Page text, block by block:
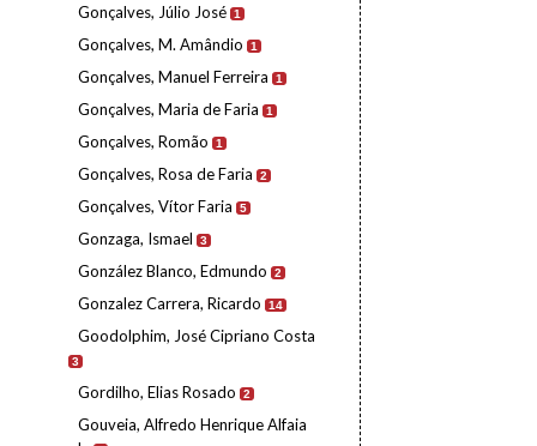
Gonçalves, Júlio José 1
Gonçalves, M. Amândio 1
Gonçalves, Manuel Ferreira 1
Gonçalves, Maria de Faria 1
Gonçalves, Romão 1
Gonçalves, Rosa de Faria 2
Gonçalves, Vítor Faria 5
Gonzaga, Ismael 3
González Blanco, Edmundo 2
Gonzalez Carrera, Ricardo 14
Goodolphim, José Cipriano Costa
3
Gordilho, Elias Rosado 2
Gouveia, Alfredo Henrique Alfaia